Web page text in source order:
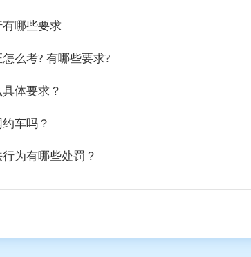
哪些要求
么考? 有哪些要求?
体要求？
车吗？
为有哪些处罚？